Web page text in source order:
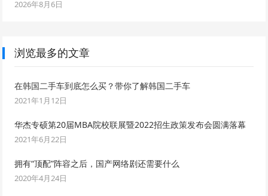
2026年8月6日
浏览最多的文章
在韩国二手车到底怎么买？带你了解韩国二手车
2021年1月12日
华杰专硕第20届MBA院校联展暨2022招生政策发布会圆满落幕
2021年6月22日
拥有“顶配”阵容之后，国产网络剧还需要什么
2020年4月24日